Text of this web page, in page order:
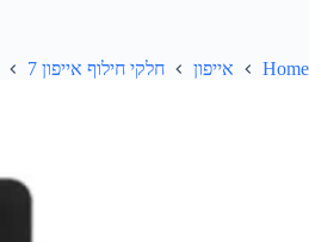
Home אייפון חלקי חילוף אייפון 7